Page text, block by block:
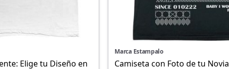
Elige tu Diseño en
Marca Estampalo
Camiseta con Foto de tu Novia